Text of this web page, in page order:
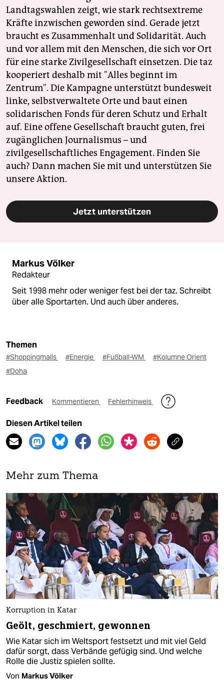
Landtagswahlen zeigt, wie stark rechtsextreme
Kräfte inzwischen geworden sind. Gerade jetzt
braucht es Zusammenhalt und Solidarität. Auch
und vor allem mit den Menschen, die sich vor Ort
für eine starke Zivilgesellschaft einsetzen. Die taz
kooperiert deshalb mit "Alles beginnt im
Zentrum". Die Kampagne unterstützt bundesweit
linke, selbstverwaltete Orte und baut einen
solidarischen Fonds für deren Schutz und Erhalt
auf. Eine offene Gesellschaft braucht guten, frei
zugänglichen Journalismus – und
zivilgesellschaftliches Engagement. Finden Sie
auch? Dann machen Sie mit und unterstützen Sie
unsere Aktion.
Jetzt unterstützen
Markus Völker
Redakteur
Seit 1998 mehr oder weniger fest bei der taz. Schreibt
über alle Sportarten. Und auch über anderes.
Themen
#Shoppingmalls #Energie #Fußball-WM
#Kolumne Orient
#Doha
Feedback Kommentieren Fehlerhinweis
Diesen Artikel teilen
Mehr zum Thema
Korruption in Katar
Geölt, geschmiert, gewonnen
Wie Katar sich im Weltsport festsetzt und mit viel Geld
dafür sorgt, dass Verbände gefügig sind. Und welche
Rolle die Justiz spielen sollte.
Von Markus Völker